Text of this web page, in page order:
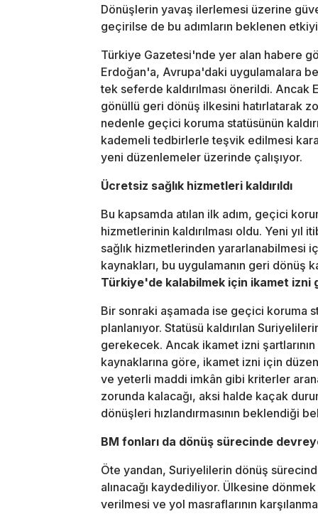
Dönüşlerin yavaş ilerlemesi üzerine
geçirilse de bu adımların beklenen
Türkiye Gazetesi'nde yer alan habere
Erdoğan'a, Avrupa'daki uygulamalara
tek seferde kaldırılması önerildi.
gönüllü geri dönüş ilkesini hatırlatarak
nedenle geçici koruma statüsünün
kademeli tedbirlerle teşvik edilmesi
yeni düzenlemeler üzerinde çalışıyor.
Ücretsiz sağlık hizmetleri kaldırıldı
Bu kapsamda atılan ilk adım, geçici
hizmetlerinin kaldırılması oldu. Yeni
sağlık hizmetlerinden yararlanabilmesi
kaynakları, bu uygulamanın geri dönüş
Türkiye'de kalabilmek için ikamet izni
Bir sonraki aşamada ise geçici koruma
planlanıyor. Statüsü kaldırılan
gerekecek. Ancak ikamet izni
kaynaklarına göre, ikamet izni için
ve yeterli maddi imkân gibi kriterler
zorunda kalacağı, aksi halde kaçak
dönüşleri hızlandırmasının beklendiği
BM fonları da dönüş sürecinde
Öte yandan, Suriyelilerin dönüş
alınacağı kaydediliyor. Ülkesine
verilmesi ve yol masraflarının